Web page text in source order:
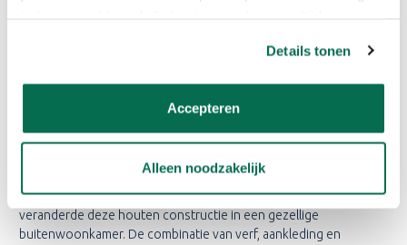
Details tonen
Accepteren
Alleen noodzakelijk
VAN ZITPLEK NAAR
BUITENWOONKAMER
Met een paar slimme accessoires (kussens, planten, tafeltje)
veranderde deze houten constructie in een gezellige
buitenwoonkamer. De combinatie van verf, aankleding en